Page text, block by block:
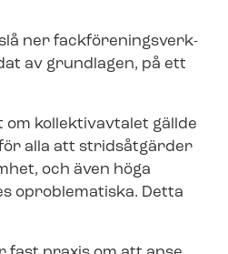
ner fack­för­e­nings­verk­
av grundlagen, på ett
om kollektivavtalet gällde
alla att stridsåtgärder
och även höga
oproblematiska. Detta